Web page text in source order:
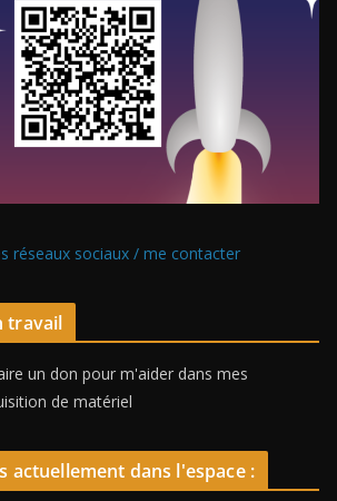
réseaux sociaux / me contacter
travail
un don pour m'aider dans mes
de matériel
actuellement dans l'espace :